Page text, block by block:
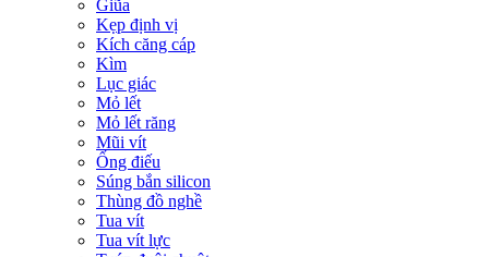
Giũa
Kẹp định vị
Kích căng cáp
Kìm
Lục giác
Mỏ lết
Mỏ lết răng
Mũi vít
Ống điếu
Súng bắn silicon
Thùng đồ nghề
Tua vít
Tua vít lực